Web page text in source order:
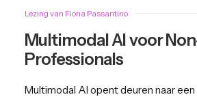
Lezing van Fiona Passantino
Multimodal AI voor
Professionals
Multimodal AI opent deuren naar